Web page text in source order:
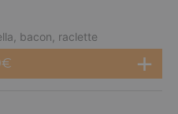
bacon, raclette
€